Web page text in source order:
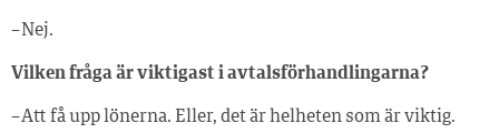
– Nej.
Vilken fråga är viktigast i avtalsförhandlingarna?
– Att få upp lönerna. Eller, det är helheten som är viktig.